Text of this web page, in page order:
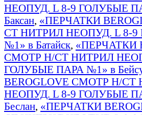
НЕОПУД. L 8-9 ГОЛУБЫЕ
Баксан, «ПЕРЧАТКИ
СТ НИТРИЛ НЕОПУД. L 8-
№1» в Батайск, «ПЕРЧАТКИ
СМОТР Н/СТ НИТРИЛ
ГОЛУБЫЕ ПАРА №1» в
BEROGLOVE СМОТР Н/
НЕОПУД. L 8-9 ГОЛУБЫЕ
Беслан, «ПЕРЧАТКИ